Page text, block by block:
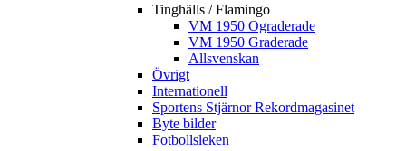
Tinghälls / Flamingo
VM 1950 Ograderade
VM 1950 Graderade
Allsvenskan
Övrigt
Internationell
Sportens Stjärnor Rekordmagasinet
Byte bilder
Fotbollsleken